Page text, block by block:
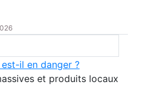
il en danger ?
et produits locaux